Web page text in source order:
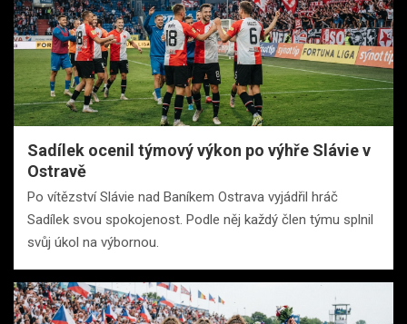
Sadílek ocenil týmový výkon po výhře Slávie v
Ostravě
Po vítězství Slávie nad Baníkem Ostrava vyjádřil hráč
Sadílek svou spokojenost. Podle něj každý člen týmu splnil
svůj úkol na výbornou.